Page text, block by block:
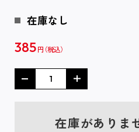
在庫なし
385 円
在庫がありま